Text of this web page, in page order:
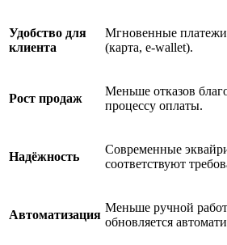
Удобство для
клиента
Мгновенные
(карта, e-wallet).
Рост продаж
Меньше отказов
процессу оплаты.
Надёжность
Современные
соответствуют
Автоматизация
Меньше ручной
обновляется